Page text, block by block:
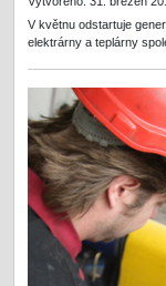
V květnu odstartuje
elektrárny a teplárny